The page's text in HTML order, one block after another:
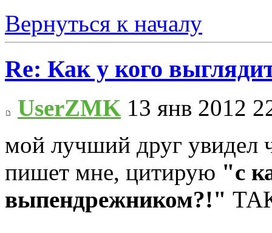
Вернуться к началу
Re: Как у кого
UserZMK 13 янв 2012
мой лучший друг увидел
пишет мне, цитирую "с
выпендрежником?!"